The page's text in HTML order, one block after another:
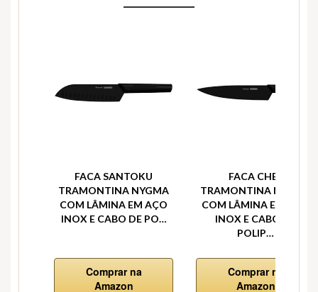
FACA SANTOKU
TRAMONTINA NYGMA
COM LÂMINA EM AÇO
INOX E CABO DE PO…
Comprar na
Amazon
FACA CHEF
TRAMONTINA NYGMA
COM LÂMINA EM AÇO
INOX E CABO DE
POLIP…
Comprar na
Amazon